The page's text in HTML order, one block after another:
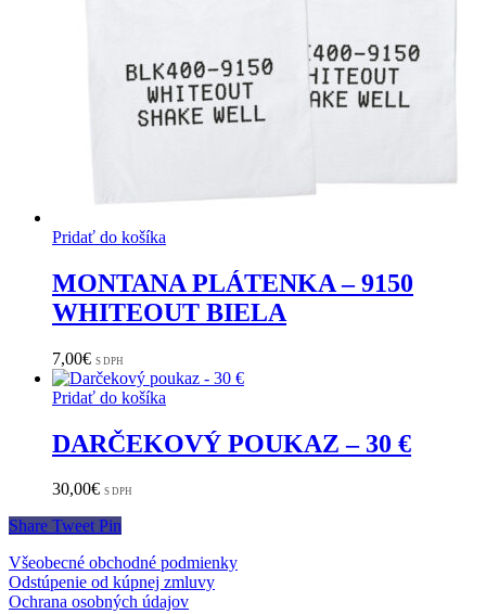
Pridať do košíka
MONTANA PLÁTENKA – 9150
WHITEOUT BIELA
7,00€ S DPH
Pridať do košíka
DARČEKOVÝ POUKAZ – 30 €
30,00€ S DPH
Share Tweet Pin
Všeobecné obchodné podmienky
Odstúpenie od kúpnej zmluvy
Ochrana osobných údajov